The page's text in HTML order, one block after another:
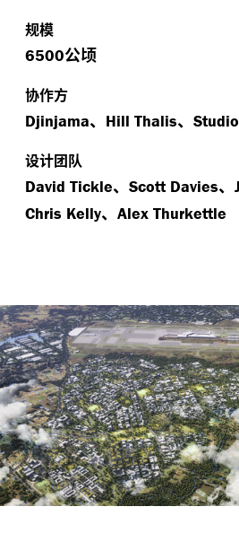
规模
6500公顷
协作方
Djinjama、 Hill Thalis、
设计团队
David Tickle、 Scott Davies、
Chris Kelly、 Alex Thurkettle